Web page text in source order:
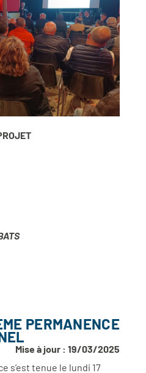
PERMANENCE
Mise à jour : 19/03/2025
s’est tenue le lundi 17